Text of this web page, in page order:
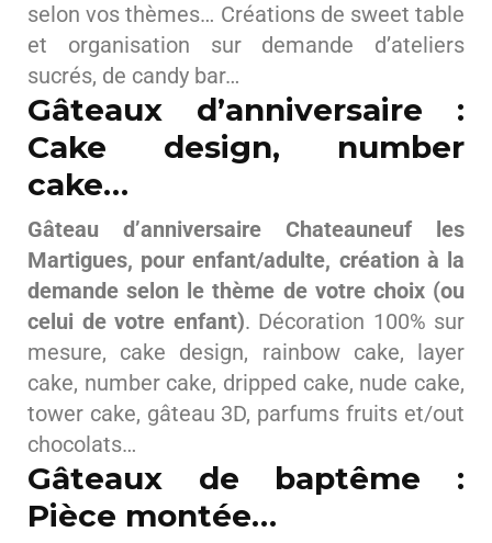
selon vos thèmes… Créations de sweet table
et organisation sur demande d’ateliers
sucrés, de candy bar…
Gâteaux d’anniversaire :
Cake design, number
cake…
Gâteau d’anniversaire Chateauneuf les
Martigues, pour enfant/adulte, création à la
demande selon le thème de votre choix (ou
celui de votre enfant). Décoration 100% sur
mesure, cake design, rainbow cake, layer
cake, number cake, dripped cake, nude cake,
tower cake, gâteau 3D, parfums fruits et/out
chocolats…
Gâteaux de baptême :
Pièce montée…